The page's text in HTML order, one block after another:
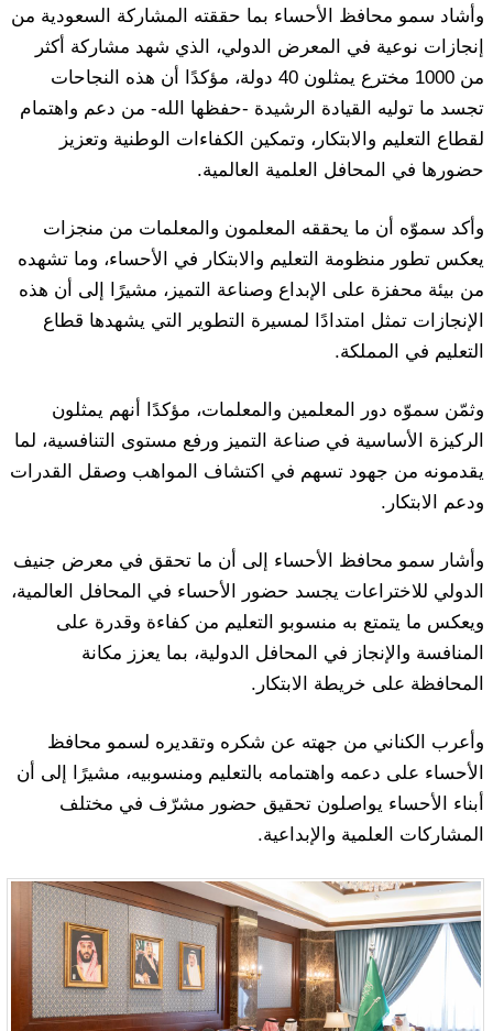
وأشاد سمو محافظ الأحساء بما حققته المشاركة السعودية من
إنجازات نوعية في المعرض الدولي، الذي شهد مشاركة أكثر
من 1000 مخترع يمثلون 40 دولة، مؤكدًا أن هذه النجاحات
تجسد ما توليه القيادة الرشيدة -حفظها الله- من دعم واهتمام
لقطاع التعليم والابتكار، وتمكين الكفاءات الوطنية وتعزيز
حضورها في المحافل العلمية العالمية.
وأكد سموّه أن ما يحققه المعلمون والمعلمات من منجزات
يعكس تطور منظومة التعليم والابتكار في الأحساء، وما تشهده
من بيئة محفزة على الإبداع وصناعة التميز، مشيرًا إلى أن هذه
الإنجازات تمثل امتدادًا لمسيرة التطوير التي يشهدها قطاع
التعليم في المملكة.
وثمّن سموّه دور المعلمين والمعلمات، مؤكدًا أنهم يمثلون
الركيزة الأساسية في صناعة التميز ورفع مستوى التنافسية، لما
يقدمونه من جهود تسهم في اكتشاف المواهب وصقل القدرات
ودعم الابتكار.
وأشار سمو محافظ الأحساء إلى أن ما تحقق في معرض جنيف
الدولي للاختراعات يجسد حضور الأحساء في المحافل العالمية،
ويعكس ما يتمتع به منسوبو التعليم من كفاءة وقدرة على
المنافسة والإنجاز في المحافل الدولية، بما يعزز مكانة
المحافظة على خريطة الابتكار.
وأعرب الكناني من جهته عن شكره وتقديره لسمو محافظ
الأحساء على دعمه واهتمامه بالتعليم ومنسوبيه، مشيرًا إلى أن
أبناء الأحساء يواصلون تحقيق حضور مشرّف في مختلف
المشاركات العلمية والإبداعية.